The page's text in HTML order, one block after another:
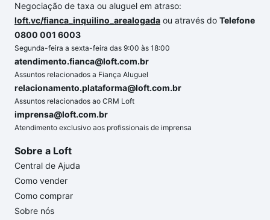
Negociação de taxa ou aluguel em atraso:
loft.vc/fianca_inquilino_arealogada ou através do Telefone
0800 001 6003
Segunda-feira a sexta-feira das 9:00 às 18:00
atendimento.fianca@loft.com.br
Assuntos relacionados a Fiança Aluguel
relacionamento.plataforma@loft.com.br
Assuntos relacionados ao CRM Loft
imprensa@loft.com.br
Atendimento exclusivo aos profissionais de imprensa
Sobre a Loft
Central de Ajuda
Como vender
Como comprar
Sobre nós